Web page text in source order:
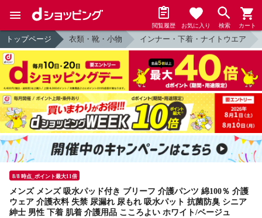
閲覧履歴 お気に入り 検索 カート
トップページ 衣類・靴・小物 インナー・下着・ナイトウエア
8/8 時点_ポイント最大11倍
メンズ メンズ 吸水パッド付き ブリーフ 介護パンツ 綿100％ 介護
ウェア 介護衣料 失禁 尿漏れ 尿もれ 吸水パット 抗菌防臭 シニア
紳士 男性 下着 肌着 介護用品 こころよい ホワイト/ベージュ